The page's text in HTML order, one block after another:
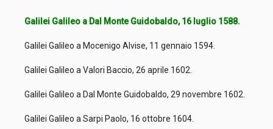
Galilei Galileo a Dal Monte Guidobaldo, 16 luglio 1588.
Galilei Galileo a Mocenigo Alvise, 11 gennaio 1594.
Galilei Galileo a Valori Baccio, 26 aprile 1602.
Galilei Galileo a Dal Monte Guidobaldo, 29 novembre 1602.
Galilei Galileo a Sarpi Paolo, 16 ottobre 1604.